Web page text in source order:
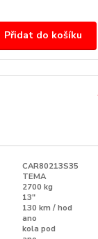
Přidat do košíku
CAR80213S35
TEMA
2700 kg
13"
130 km / hod
ano
kola pod